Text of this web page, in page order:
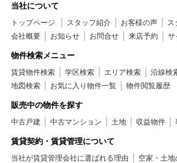
当社について
トップページ スタッフ紹介 お客様の声
ス
会社概要
お知らせ お問合せ 来店予約 サ
物件検索メニュー
賃貸物件検索 学区検索 エリア検索 沿線検
地図検索
お気に入り物件一覧 物件閲覧履歴
販売中の物件を探す
中古戸建 中古マンション 土地 収益物件
賃貸契約・賃貸管理について
当社が賃貸管理会社に選ばれる理由
空家・土